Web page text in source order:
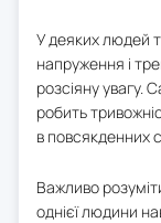
У деяких людей
напруження і
розсіяну увагу.
робить
в повсякденних
Важливо
однієї людини